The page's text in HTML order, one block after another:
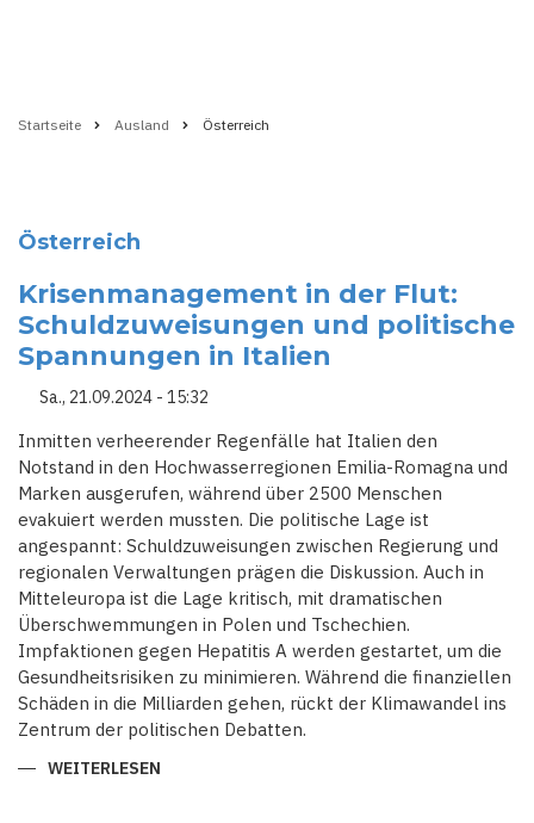
Startseite Ausland Österreich
Österreich
Krisenmanagement in der Flut:
Schuldzuweisungen und politische
Spannungen in Italien
Sa., 21.09.2024 - 15:32
Inmitten verheerender Regenfälle hat Italien den
Notstand in den Hochwasserregionen Emilia-Romagna und
Marken ausgerufen, während über 2500 Menschen
evakuiert werden mussten. Die politische Lage ist
angespannt: Schuldzuweisungen zwischen Regierung und
regionalen Verwaltungen prägen die Diskussion. Auch in
Mitteleuropa ist die Lage kritisch, mit dramatischen
Überschwemmungen in Polen und Tschechien.
Impfaktionen gegen Hepatitis A werden gestartet, um die
Gesundheitsrisiken zu minimieren. Während die finanziellen
Schäden in die Milliarden gehen, rückt der Klimawandel ins
Zentrum der politischen Debatten.
WEITERLESEN